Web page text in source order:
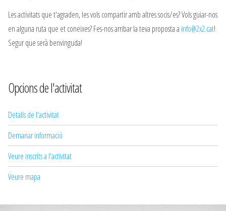
Les activitats que t'agraden, les vols compartir amb altres socis/es? Vols guiar-nos
en alguna ruta que et coneixes? Fes-nos arribar la teva proposta a info@2x2.cat!
Segur que serà benvinguda!
Opcions de l'activitat
Detalls de l'activitat
Demanar informació
Veure inscrits a l'activitat
Veure mapa